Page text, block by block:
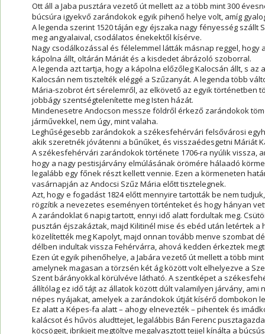
Ott áll a Jaba pusztára vezető út mellett az a több mint 300
búcsúra igyekvő zarándokok egyik pihenő helye volt, amíg
A legenda szerint 1520 táján egy éjszaka nagy fényesség szállt
meg angyalaival, csodálatos énekektől kísérve.
Nagy csodálkozással és félelemmel látták másnap reggel,
kápolna állt, oltárán Máriát és a kisdedet ábrázoló szoborral.
A legenda azt tartja, hogy a kápolna előzőleg Kalocsán állt, s
Kalocsán nem tisztelték eléggé a Szűzanyát. A legenda több
Mária-szobrot ért sérelemről, az elkövető az egyik történetben
jobbágy szentségtelenítette meg Isten házát.
Mindenesetre Andocson messze földről érkező zarándokok
járművekkel, nem úgy, mint valaha.
Leghűségesebb zarándokok a székesfehérvári felsővárosi
akik szeretnék jóvátenni a bűnűket, és visszaédesgetni Máriát
A székesfehérvári zarándokok története 1706-ra nyúlik vissza,
hogy a nagy pestisjárvány elmúlásának örömére hálaadó
legalább egy főnek részt kellett vennie. Ezen a körmeneten
vasárnapján az Andocsi Szűz Mária előtt tisztelegnek.
Azt, hogy e fogadást 1824 előtt mennyire tartották be nem
rögzítik a nevezetes eseményen történteket és hogy hányan
A zarándoklat 6 napig tartott, ennyi idő alatt fordultak meg.
pusztán éjszakáztak, majd Kilitinél mise és ebéd után letértek
közelítették meg Kapolyt, majd onnan tovább menve szombat
délben indultak vissza Fehérvárra, ahová kedden érkeztek
Ezen út egyik pihenőhelye, a Jabára vezető út mellett a több
amelynek magasan a törzsén két ág között volt elhelyezve a
Szent bárányokkal körülvéve látható. A szentképet a
állítólag ez idő tájt az állatok között dúlt valamilyen járvány,
népes nyájakat, amelyek a zarándokok útját kísérő dombokon
Ez alatt a Képes-fa alatt – ahogy elnevezték – pihentek és
kalácsot és hűvös aludttejet, legalábbis Bán Ferenc
köcsögeit, ibrikjeit megtöltve megalvasztott tejjel kínálta a